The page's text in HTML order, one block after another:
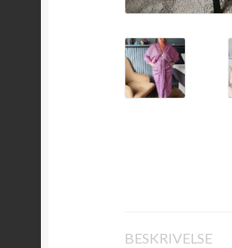
BESKRIVELSE